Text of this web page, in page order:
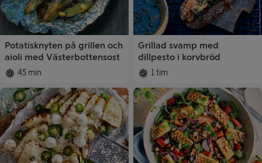
Potatisknyten på grillen och
aioli med Västerbottensost
Total tid:
45 min
Grillad svamp med
dillpesto i korvbröd
Total tid
1 tim